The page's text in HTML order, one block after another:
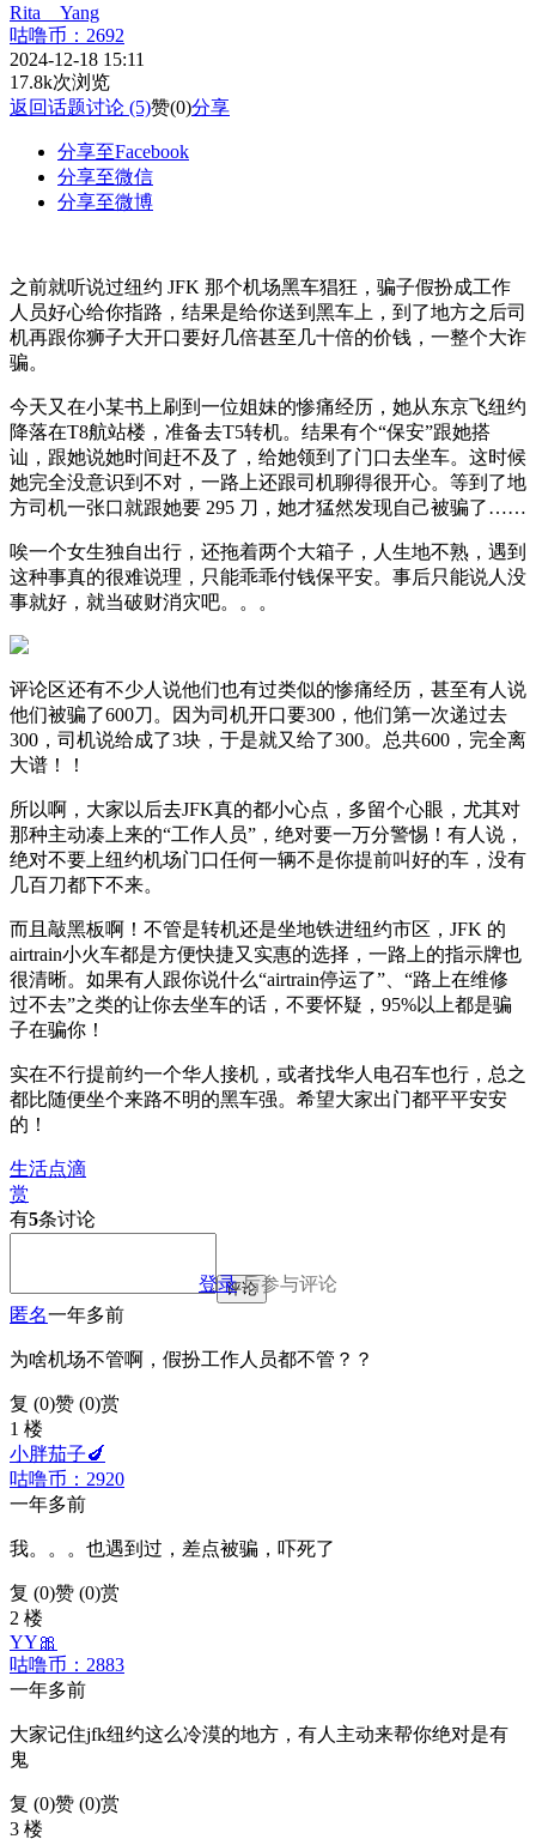
Rita__Yang
咕噜币：2692
2024-12-18 15:11
17.8k次浏览
返回话题讨论 (5)赞(0)分享
分享至Facebook
分享至微信
分享至微博
之前就听说过纽约 JFK 那个机场黑车猖狂，骗子假扮成工作
人员好心给你指路，结果是给你送到黑车上，到了地方之后司
机再跟你狮子大开口要好几倍甚至几十倍的价钱，一整个大诈
骗。
今天又在小某书上刷到一位姐妹的惨痛经历，她从东京飞纽约
降落在T8航站楼，准备去T5转机。结果有个“保安”跟她搭
讪，跟她说她时间赶不及了，给她领到了门口去坐车。这时候
她完全没意识到不对，一路上还跟司机聊得很开心。等到了地
方司机一张口就跟她要 295 刀，她才猛然发现自己被骗了……
唉一个女生独自出行，还拖着两个大箱子，人生地不熟，遇到
这种事真的很难说理，只能乖乖付钱保平安。事后只能说人没
事就好，就当破财消灾吧。。。
评论区还有不少人说他们也有过类似的惨痛经历，甚至有人说
他们被骗了600刀。因为司机开口要300，他们第一次递过去
300，司机说给成了3块，于是就又给了300。总共600，完全离
大谱！！
所以啊，大家以后去JFK真的都小心点，多留个心眼，尤其对
那种主动凑上来的“工作人员”，绝对要一万分警惕！有人说，
绝对不要上纽约机场门口任何一辆不是你提前叫好的车，没有
几百刀都下不来。
而且敲黑板啊！不管是转机还是坐地铁进纽约市区，JFK 的
airtrain小火车都是方便快捷又实惠的选择，一路上的指示牌也
很清晰。如果有人跟你说什么“airtrain停运了”、“路上在维修
过不去”之类的让你去坐车的话，不要怀疑，95%以上都是骗
子在骗你！
实在不行提前约一个华人接机，或者找华人电召车也行，总之
都比随便坐个来路不明的黑车强。希望大家出门都平平安安
的！
生活点滴
赏
有5条讨论
登录后参与评论
评论
匿名一年多前
为啥机场不管啊，假扮工作人员都不管？？
复 (0)赞 (0)赏
1 楼
小胖茄子🍆
咕噜币：2920
一年多前
我。。。也遇到过，差点被骗，吓死了
复 (0)赞 (0)赏
2 楼
YY🎀
咕噜币：2883
一年多前
大家记住jfk纽约这么冷漠的地方，有人主动来帮你绝对是有
鬼
复 (0)赞 (0)赏
3 楼